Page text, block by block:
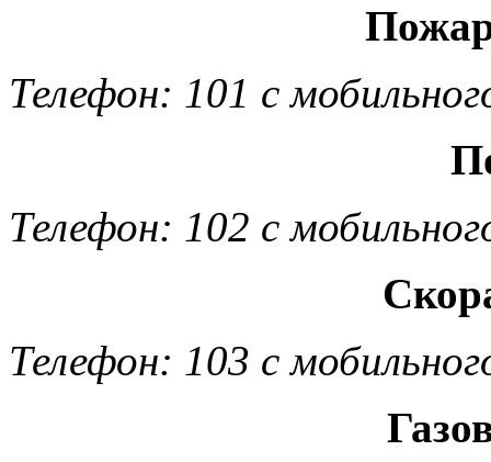
Телефон: 101 с
Телефон: 102 с
Телефон: 103 с